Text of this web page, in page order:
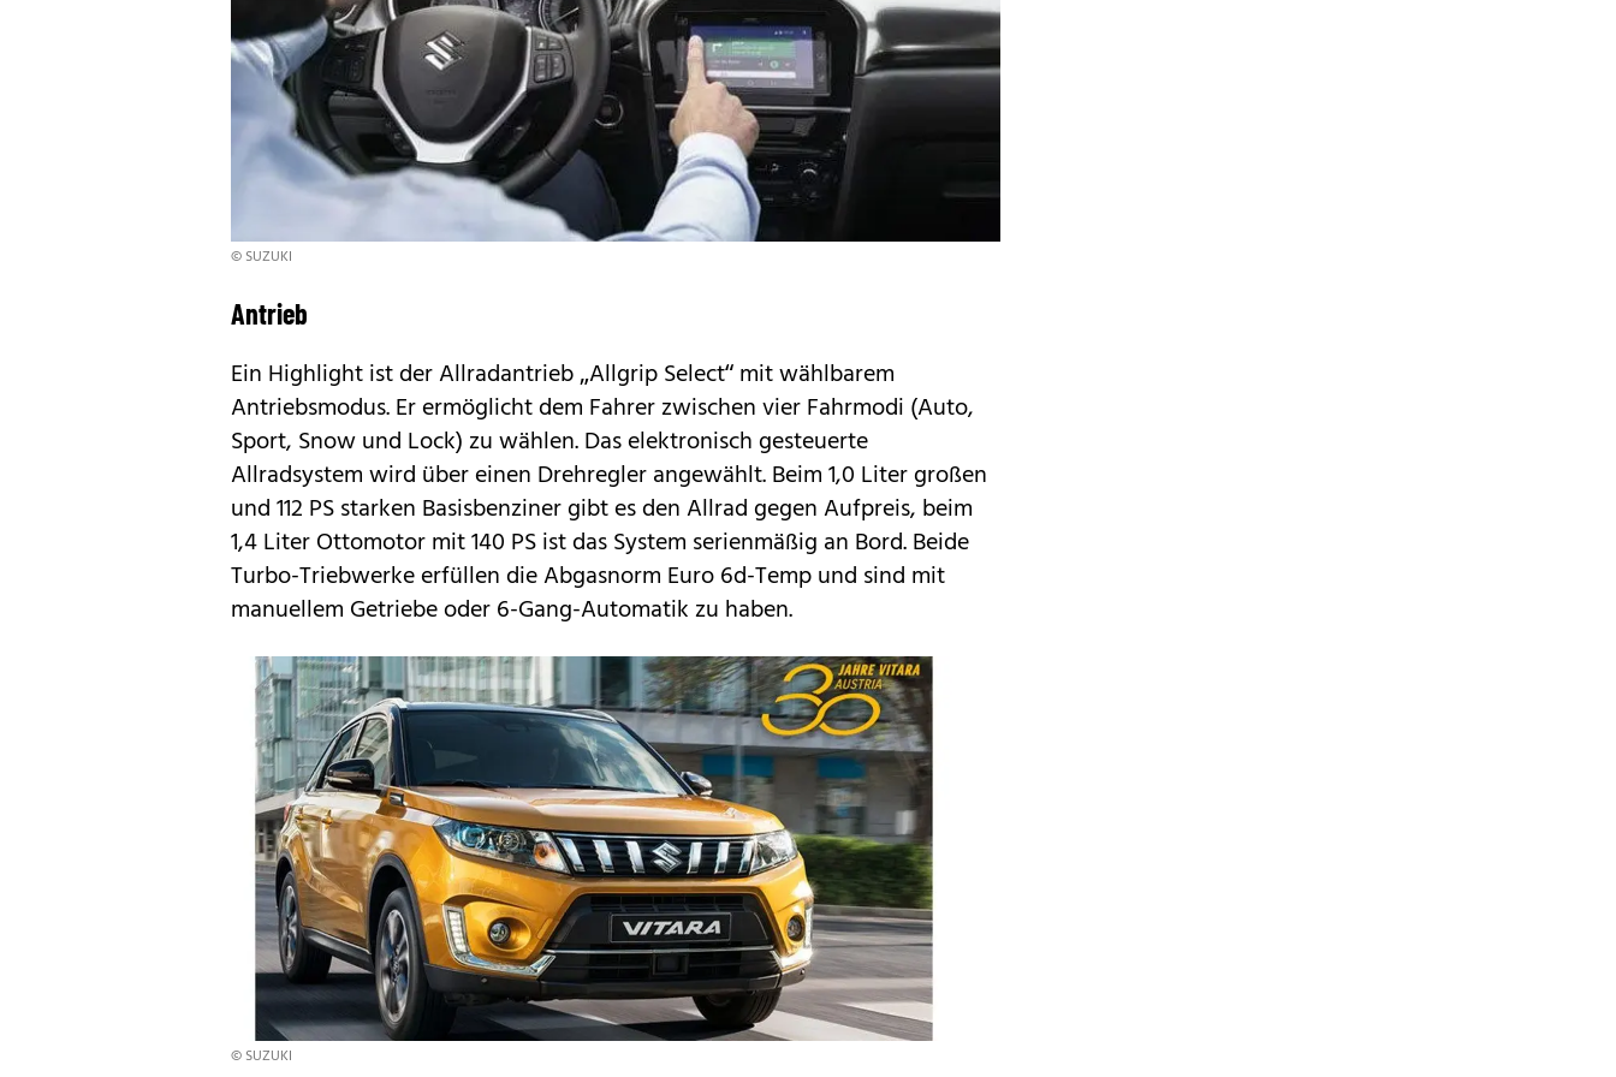
© SUZUKI
Antrieb
Ein Highlight ist der Allradantrieb „Allgrip Select“ mit wählbarem
Antriebsmodus. Er ermöglicht dem Fahrer zwischen vier Fahrmodi (Auto,
Sport, Snow und Lock) zu wählen. Das elektronisch gesteuerte
Allradsystem wird über einen Drehregler angewählt. Beim 1,0 Liter großen
und 112 PS starken Basisbenziner gibt es den Allrad gegen Aufpreis, beim
1,4 Liter Ottomotor mit 140 PS ist das System serienmäßig an Bord. Beide
Turbo-Triebwerke erfüllen die Abgasnorm Euro 6d-Temp und sind mit
manuellem Getriebe oder 6-Gang-Automatik zu haben.
© SUZUKI